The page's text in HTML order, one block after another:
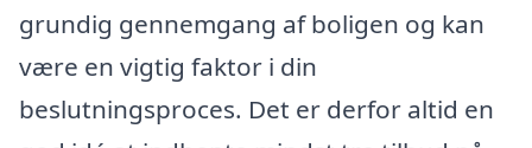
grundig gennemgang af boligen og kan
være en vigtig faktor i din
beslutningsproces. Det er derfor altid en